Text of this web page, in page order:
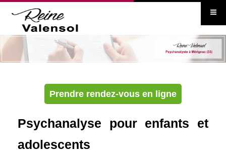
Prendre rendez-vous en ligne
Psychanalyse pour enfants et
adolescents